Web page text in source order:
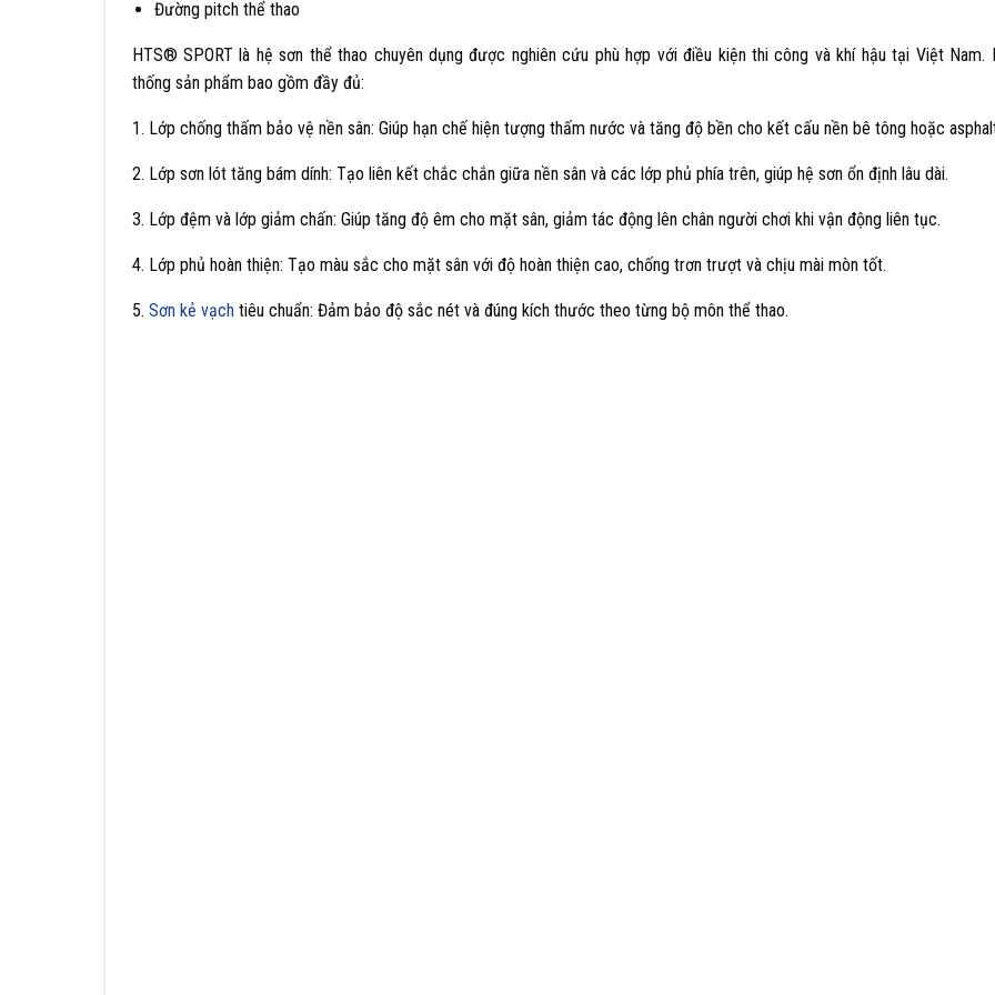
Đường pitch thể thao
HTS® SPORT là hệ sơn thể thao chuyên dụng được nghiên cứu phù hợp với điều kiện thi công và khí hậu tại Việt Nam.
thống sản phẩm bao gồm đầy đủ:
1. Lớp chống thấm bảo vệ nền sân: Giúp hạn chế hiện tượng thấm nước và tăng độ bền cho kết cấu nền bê tông hoặc
2. Lớp sơn lót tăng bám dính: Tạo liên kết chắc chắn giữa nền sân và các lớp phủ phía trên, giúp hệ sơn ổn định lâu dài.
3. Lớp đệm và lớp giảm chấn: Giúp tăng độ êm cho mặt sân, giảm tác động lên chân người chơi khi vận động liên tục.
4. Lớp phủ hoàn thiện: Tạo màu sắc cho mặt sân với độ hoàn thiện cao, chống trơn trượt và chịu mài mòn tốt.
5. Sơn kẻ vạch tiêu chuẩn: Đảm bảo độ sắc nét và đúng kích thước theo từng bộ môn thể thao.